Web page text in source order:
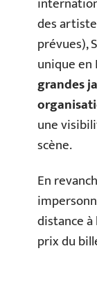
des
prévues),
unique en
grandes
une
scène.
En
distance
prix du